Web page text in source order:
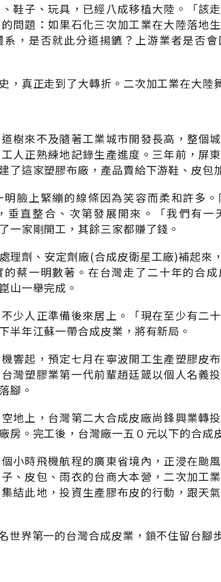
鞋子、玩具，已經八成移植大陸。「該
問題：如果石化三次加工業在大陸落地
，是否就此分道揚鑣？上游業者是否
，真正走到了大轉折。二次加工業在大陸
樹來不及隨著工業城市開發長高，整個
人正熟練地記錄生產進度。三年前，屏
了這家塑膠布廠，產品賣給下游鞋、皮包
臉上緊繃的線條因為笑容而柔和許多
垂直整合、次第發展開來。「我們有一
一家剛開工，其餘三家都賺了錢。
理劑、安定劑廠(合成皮衛星工廠)補起來
蔡一明數著。在台灣走了二十年的合
山一舉完成。
少人正準備後來居上。「現在至少有二
半年江蘇一帶合成皮業，將有新局。
響起，預定七月在寧波開工生產塑膠皮
灣塑膠業第一代前輩趙廷箴以個人名義
腳。
地上，台灣第二大合成皮廠尚鋒興業轉
房。完工後，台灣廠一五０元以下的合成
小時飛機航程的廣東省境內，正浸在颱
、皮包、雨衣的台商大本營，二次加工
結此地，投資生產膠布皮的行動，跟天
世界第一的台灣合成皮業，鎖不住留台腳